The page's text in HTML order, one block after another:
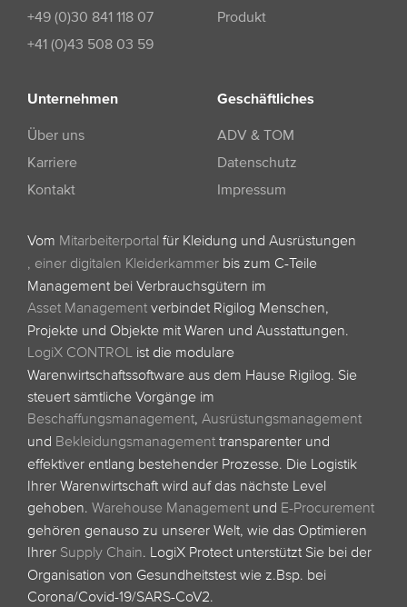
+49 (0)30 841 118 07
+41 (0)43 508 03 59
Produkt
Unternehmen
Über uns
Karriere
Kontakt
Geschäftliches
ADV & TOM
Datenschutz
Impressum
Vom Mitarbeiterportal für Kleidung und Ausrüstungen
, einer digitalen Kleiderkammer bis zum C-Teile
Management bei Verbrauchsgütern im
Asset Management verbindet Rigilog Menschen,
Projekte und Objekte mit Waren und Ausstattungen.
LogiX CONTROL ist die modulare
Warenwirtschaftssoftware aus dem Hause Rigilog. Sie
steuert sämtliche Vorgänge im
Beschaffungsmanagement, Ausrüstungsmanagement
und Bekleidungsmanagement transparenter und
effektiver entlang bestehender Prozesse. Die Logistik
Ihrer Warenwirtschaft wird auf das nächste Level
gehoben. Warehouse Management und E-Procurement
gehören genauso zu unserer Welt, wie das Optimieren
Ihrer Supply Chain. LogiX Protect unterstützt Sie bei der
Organisation von Gesundheitstest wie z.Bsp. bei
Corona/Covid-19/SARS-CoV2.